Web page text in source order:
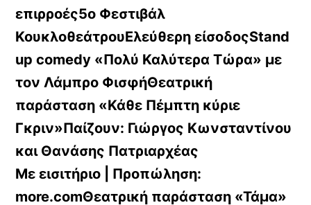
επιρροές5ο Φεστιβάλ
ΚουκλοθεάτρουΕλεύθερη είσοδοςStand
up comedy «Πολύ Καλύτερα Τώρα» με
τον Λάμπρο ΦισφήΘεατρική
παράσταση «Κάθε Πέμπτη κύριε
Γκριν»Παίζουν: Γιώργος Κωνσταντίνου
και Θανάσης Πατριαρχέας
Με εισιτήριο | Προπώληση:
more.comΘεατρική παράσταση «Τάμα»